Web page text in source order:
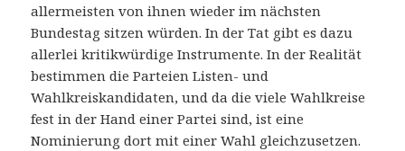
allermeisten von ihnen wieder im nächsten
Bundestag sitzen würden. In der Tat gibt es dazu
allerlei kritikwürdige Instrumente. In der Realität
bestimmen die Parteien Listen- und
Wahlkreiskandidaten, und da die viele Wahlkreise
fest in der Hand einer Partei sind, ist eine
Nominierung dort mit einer Wahl gleichzusetzen.